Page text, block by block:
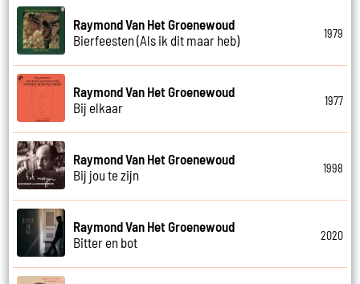
Raymond Van Het Groenewoud
Bierfeesten (Als ik dit maar heb)
1979
Raymond Van Het Groenewoud
Bij elkaar
1977
Raymond Van Het Groenewoud
Bij jou te zijn
1998
Raymond Van Het Groenewoud
Bitter en bot
2020